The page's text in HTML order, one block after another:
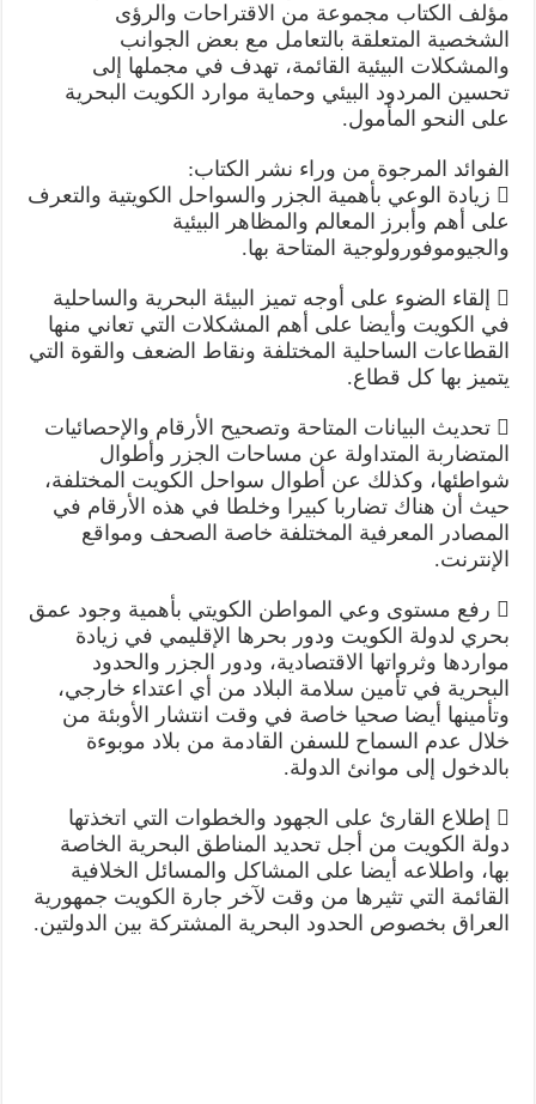
مؤلف الكتاب مجموعة من الاقتراحات والرؤى
الشخصية المتعلقة بالتعامل مع بعض الجوانب
والمشكلات البيئية القائمة، تهدف في مجملها إلى
تحسين المردود البيئي وحماية موارد الكويت البحرية
على النحو المأمول.
الفوائد المرجوة من وراء نشر الكتاب:
 زيادة الوعي بأهمية الجزر والسواحل الكويتية والتعرف
على أهم وأبرز المعالم والمظاهر البيئية
والجيوموفورولوجية المتاحة بها.
 إلقاء الضوء على أوجه تميز البيئة البحرية والساحلية
في الكويت وأيضا على أهم المشكلات التي تعاني منها
القطاعات الساحلية المختلفة ونقاط الضعف والقوة التي
يتميز بها كل قطاع.
 تحديث البيانات المتاحة وتصحيح الأرقام والإحصائيات
المتضاربة المتداولة عن مساحات الجزر وأطوال
شواطئها، وكذلك عن أطوال سواحل الكويت المختلفة،
حيث أن هناك تضاربا كبيرا وخلطا في هذه الأرقام في
المصادر المعرفية المختلفة خاصة الصحف ومواقع
الإنترنت.
 رفع مستوى وعي المواطن الكويتي بأهمية وجود عمق
بحري لدولة الكويت ودور بحرها الإقليمي في زيادة
مواردها وثرواتها الاقتصادية، ودور الجزر والحدود
البحرية في تأمين سلامة البلاد من أي اعتداء خارجي،
وتأمينها أيضا صحيا خاصة في وقت انتشار الأوبئة من
خلال عدم السماح للسفن القادمة من بلاد موبوءة
بالدخول إلى موانئ الدولة.
 إطلاع القارئ على الجهود والخطوات التي اتخذتها
دولة الكويت من أجل تحديد المناطق البحرية الخاصة
بها، واطلاعه أيضا على المشاكل والمسائل الخلافية
القائمة التي تثيرها من وقت لآخر جارة الكويت جمهورية
العراق بخصوص الحدود البحرية المشتركة بين الدولتين.